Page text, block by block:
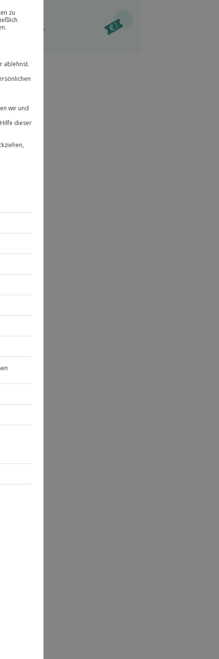
für alle Erlebnisse einlösbar.
verlängerbar.
Warenkorb